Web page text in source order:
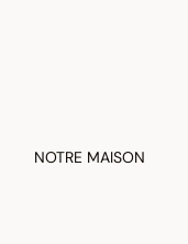
NOTRE MAISON